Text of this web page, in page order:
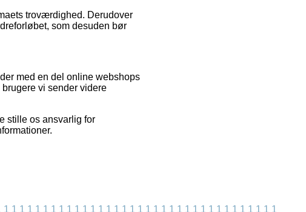
troværdighed. Derudover
som desuden bør
med en del online webshops
vi sender videre
stille os ansvarlig for
1 1 1 1 1 1 1 1 1 1 1 1 1 1 1 1 1 1 1 1 1 1 1 1 1 1 1 1 1 1 1 1 1 1 1